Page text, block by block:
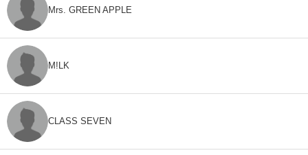
Mrs. GREEN APPLE
M!LK
CLASS SEVEN